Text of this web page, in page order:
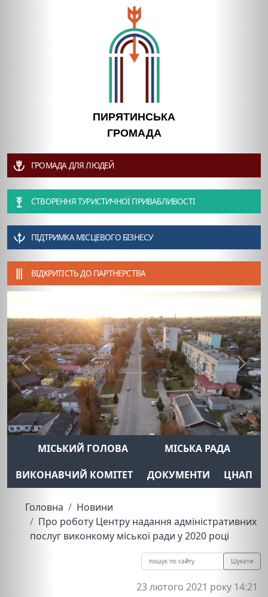
ПИРЯТИНСЬКА
ГРОМАДА
ГРОМАДА ДЛЯ ЛЮДЕЙ
СТВОРЕННЯ ТУРИСТИЧНОЇ ПРИВАБЛИВОСТІ
ПІДТРИМКА МІСЦЕВОГО БІЗНЕСУ
ВІДКРИТІСТЬ ДО ПАРТНЕРСТВА
Previous Next
МІСЬКИЙ ГОЛОВА
МІСЬКА РАДА
ВИКОНАВЧИЙ КОМІТЕТ
ДОКУМЕНТИ ЦНАП
Головна
Новини
Про роботу Центру надання адміністративних
послуг виконкому міської ради у 2020 році
Шукати
23 лютого 2021 року 14:21